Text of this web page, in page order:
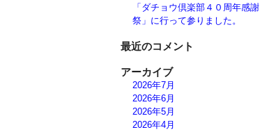
「ダチョウ倶楽部４０周年感謝
祭」に行って参りました。
最近のコメント
アーカイブ
2026年7月
2026年6月
2026年5月
2026年4月